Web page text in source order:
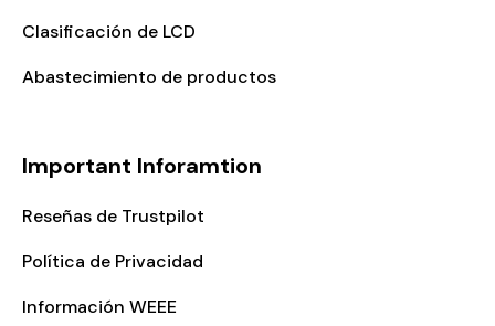
Clasificación de LCD
Abastecimiento de productos
Important Inforamtion
Reseñas de Trustpilot
Política de Privacidad
Información WEEE